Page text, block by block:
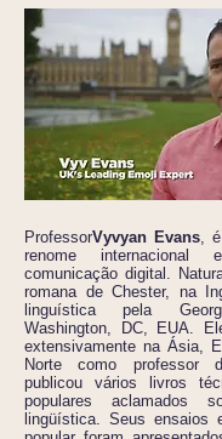
ProfessorVyvyan Evans, é
renome internacional
comunicação digital.
romana de Chester, na
linguística pela
Washington, DC, EUA.
extensivamente na Ásia,
Norte como professor
publicou vários livros
populares aclamados
lingüística. Seus ensaios